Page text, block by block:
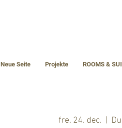
Neue Seite Projekte ROOMS &
fre. 24. dec.